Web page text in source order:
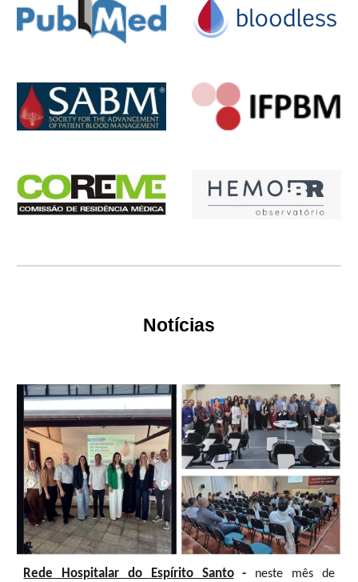
Notícias
Rede Hospitalar do Espírito Santo- neste mês de